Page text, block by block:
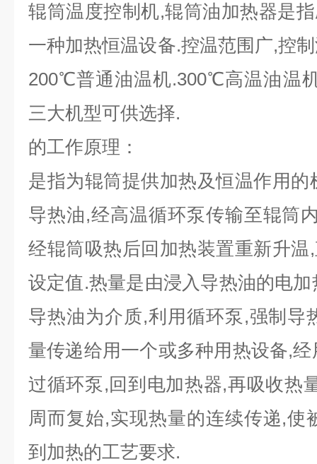
辊筒温度控制机,辊筒油加热器是
一种加热恒温设备.控温范围广,控
200℃普通油温机.300℃高温油温
三大机型可供选择.
的工作原理：
是指为辊筒提供加热及恒温作用
导热油,经高温循环泵传输至辊筒
经辊筒吸热后回加热装置重新升
设定值.热量是由浸入导热油的电
导热油为介质,利用循环泵,强制导
量传递给用一个或多种用热设备,
过循环泵,回到电加热器,再吸收热
周而复始,实现热量的连续传递,使
到加热的工艺要求.